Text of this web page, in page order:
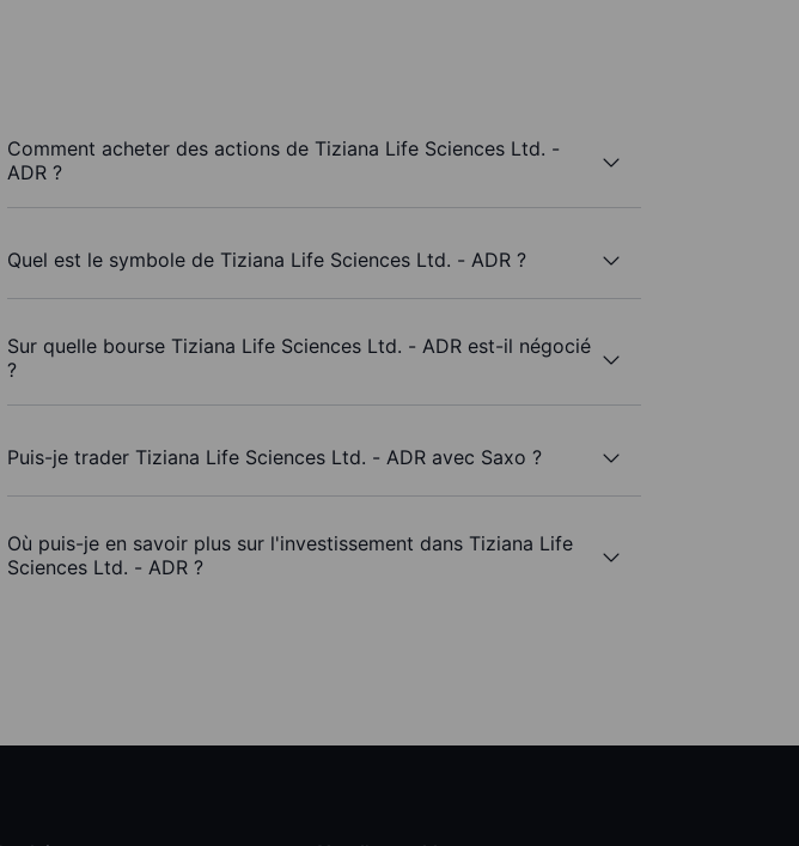
Comment acheter des actions de Tiziana Life Sciences Ltd. -
ADR ?
Quel est le symbole de Tiziana Life Sciences Ltd. - ADR ?
Sur quelle bourse Tiziana Life Sciences Ltd. - ADR est-il négocié
?
Puis-je trader Tiziana Life Sciences Ltd. - ADR avec Saxo ?
Où puis-je en savoir plus sur l'investissement dans Tiziana Life
Sciences Ltd. - ADR ?